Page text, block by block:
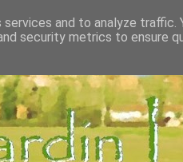
and to analyze traffic.
security metrics to ensure